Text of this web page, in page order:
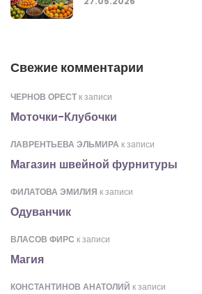
Свежие комментарии
ЧЕРНОВ ОРЕСТ к записи
Моточки-Клубочки
ЛАВРЕНТЬЕВА ЭЛЬМИРА к записи
Магазин швейной фурнитуры
ФИЛАТОВА ЭМИЛИЯ к записи
Одуванчик
ВЛАСОВ ФИРС к записи
Магия
КОНСТАНТИНОВ АНАТОЛИЙ к записи